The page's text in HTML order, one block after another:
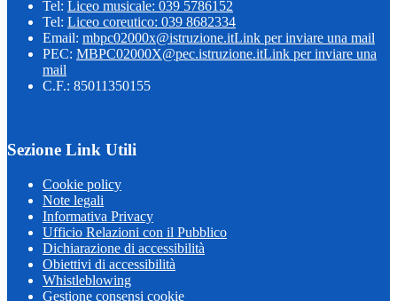
Tel: Liceo musicale: 039 5786152
Tel: Liceo coreutico: 039 8682334
Email: mbpc02000x@istruzione.itLink per inviare una mail
PEC: MBPC02000X@pec.istruzione.itLink per inviare una
mail
C.F.: 85011350155
Sezione Link Utili
Cookie policy
Note legali
Informativa Privacy
Ufficio Relazioni con il Pubblico
Dichiarazione di accessibilità
Obiettivi di accessibilità
Whistleblowing
Gestione consensi cookie